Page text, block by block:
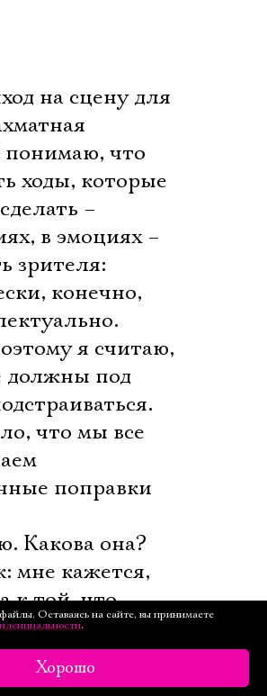
на сцену для
понимаю, что
ходы, которые
–
в эмоциях –
зрителя:
конечно,
я считаю,
должны под
что мы все
поправки
Какова она?
мне кажется,
к той, что
«Практика»,
похожа на ту,
во МХАТ
Оставаясь на сайте, вы принимаете
.
Хорошо